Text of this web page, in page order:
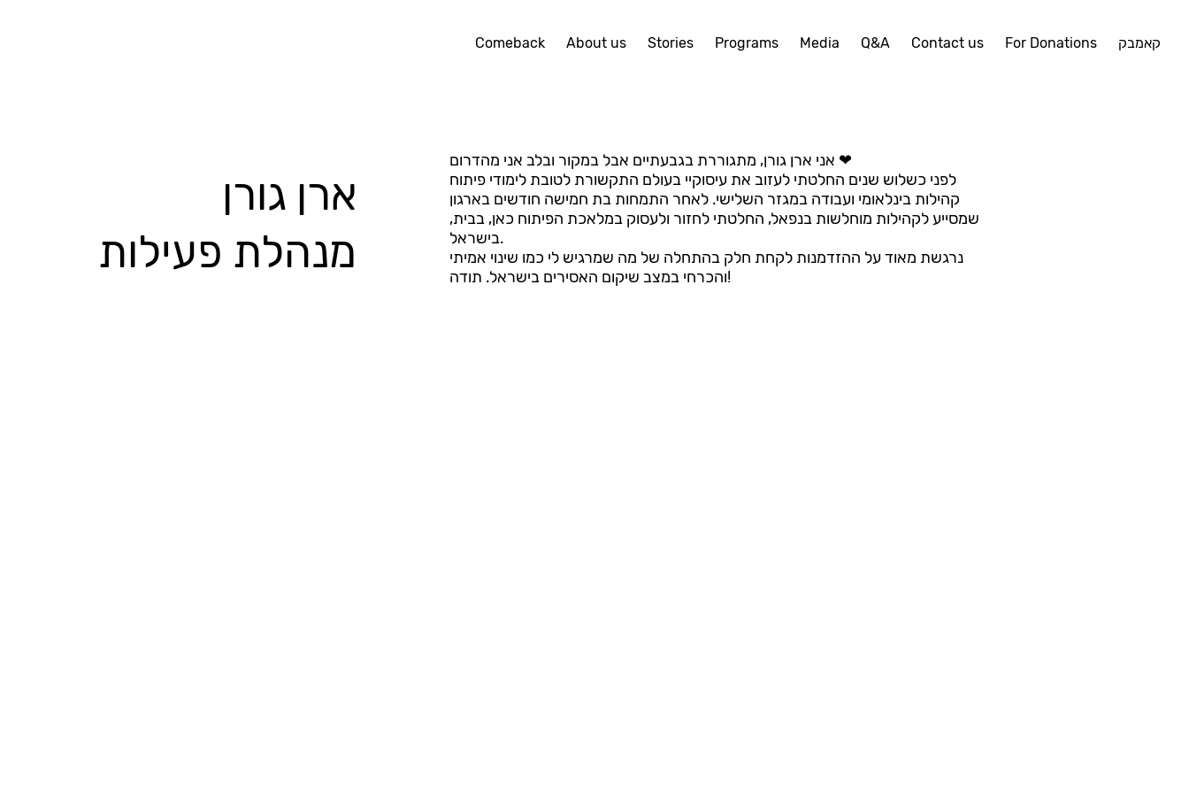
Comeback About us Stories Programs Media Q&A Contact us For Donations קאמבק
אני ארן גורן, מתגוררת בגבעתיים אבל במקור ובלב אני מהדרום ❤
לפני כשלוש שנים החלטתי לעזוב את עיסוקיי בעולם התקשורת לטובת לימודי פיתוח
קהילות בינלאומי ועבודה במגזר השלישי. לאחר התמחות בת חמישה חודשים בארגון
שמסייע לקהילות מוחלשות בנפאל, החלטתי לחזור ולעסוק במלאכת הפיתוח כאן, בבית,
בישראל.
נרגשת מאוד על ההזדמנות לקחת חלק בהתחלה של מה שמרגיש לי כמו שינוי אמיתי
והכרחי במצב שיקום האסירים בישראל. תודה!
ארן גורן
מנהלת פעילות